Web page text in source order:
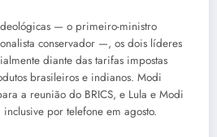
— o primeiro-ministro
conservador —, os dois líderes
diante das tarifas impostas
brasileiros e indianos. Modi
a reunião do BRICS, e Lula e Modi
por telefone em agosto.